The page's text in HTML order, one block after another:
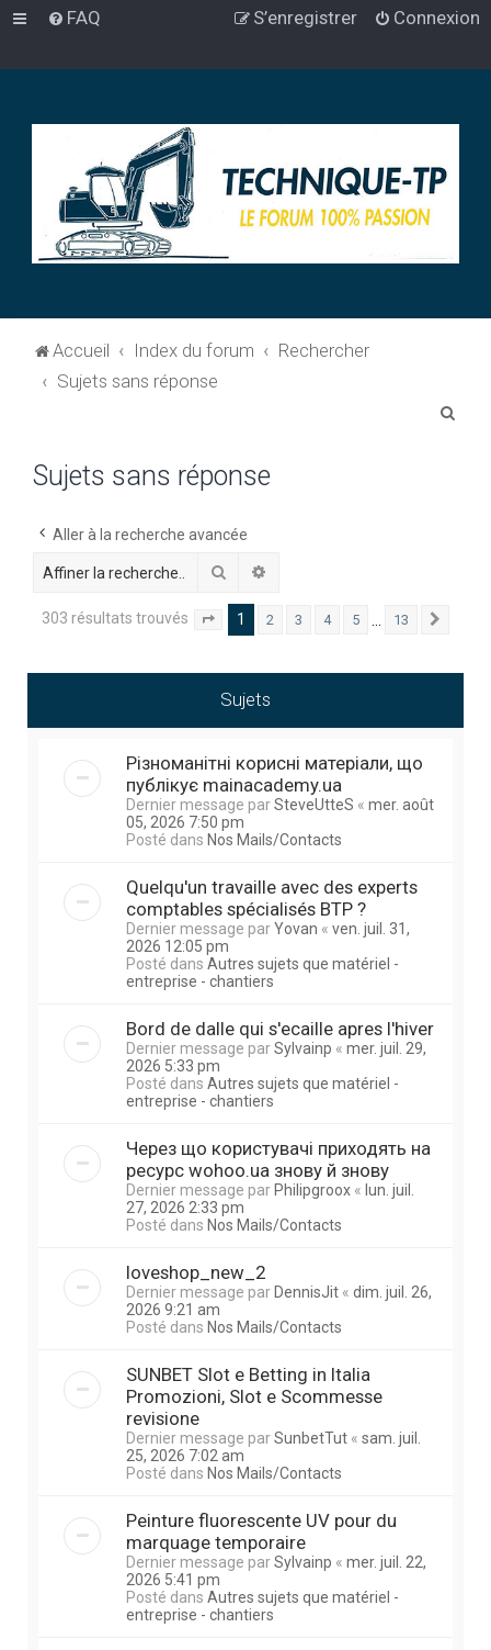
FAQ Connexion
S’enregistrer
Accueil Index du forum
Rechercher
Sujets sans réponse
Sujets sans réponse
Aller à la recherche avancée
Rechercher
303 résultats trouvés Page sur 13
1 2 3 4 5 13
Sujets
Різноманітні корисні матеріали, що
публікує mainacademy.ua
Dernier message parSteveUtteS « mer. août
05, 2026 7:50 pm
Posté dans Nos Mails/Contacts
Quelqu'un travaille avec des experts
comptables spécialisés BTP ?
Dernier message parYovan « ven. juil. 31,
2026 12:05 pm
Posté dans Autres sujets que matériel -
entreprise - chantiers
Bord de dalle qui s'ecaille apres l'hiver
Dernier message parSylvainp « mer. juil. 29,
2026 5:33 pm
Posté dans Autres sujets que matériel -
entreprise - chantiers
Через що користувачі приходять на
ресурс wohoo.ua знову й знову
Dernier message par Philipgroox « lun. juil.
27, 2026 2:33 pm
Posté dans Nos Mails/Contacts
loveshop_new_2
Dernier message par DennisJit « dim. juil. 26,
2026 9:21 am
Posté dans Nos Mails/Contacts
SUNBET Slot e Betting in Italia
Promozioni, Slot e Scommesse
revisione
Dernier message parSunbetTut « sam. juil.
25, 2026 7:02 am
Posté dans Nos Mails/Contacts
Peinture fluorescente UV pour du
marquage temporaire
Dernier message parSylvainp « mer. juil. 22,
2026 5:41 pm
Posté dans Autres sujets que matériel -
entreprise - chantiers